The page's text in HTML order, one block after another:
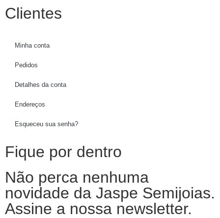
Clientes
Minha conta
Pedidos
Detalhes da conta
Endereços
Esqueceu sua senha?
Fique por dentro
Não perca nenhuma
novidade da Jaspe Semijoias.
Assine a nossa newsletter.